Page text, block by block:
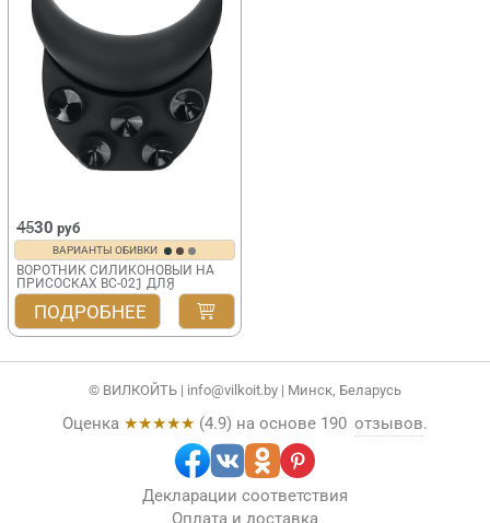
4530 руб
ВАРИАНТЫ ОБИВКИ
ВОРОТНИК СИЛИКОНОВЫЙ НА
ПРИСОСКАХ BC-021 ДЛЯ
ПАРИКМАХЕРСКОЙ МОЙКИ
ПОДРОБНЕЕ
© ВИЛКОЙТЬ | info@vilkoit.by | Минск, Беларусь
Оценка ★★★★★ (4.9) на основе 190 отзывов.
Декларации соответствия